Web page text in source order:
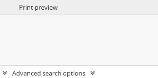
Print preview
Advanced search options